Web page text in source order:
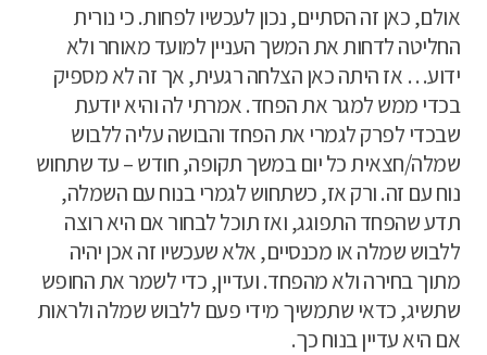
אולם, כאן זה הסתיים, נכון לעכשיו לפחות. כי נורית
החליטה לדחות את המשך העניין למועד מאוחר ולא
ידוע… אז היתה כאן הצלחה רגעית, אך זה לא מספיק
בכדי ממש למגר את הפחד. אמרתי לה והיא יודעת
שבכדי לפרק לגמרי את הפחד והבושה עליה ללבוש
שמלה/חצאית כל יום במשך תקופה, חודש – עד שתחוש
נוח עם זה. ורק אז, כשתחוש לגמרי בנוח עם השמלה,
תדע שהפחד התפוגג, ואז תוכל לבחור אם היא רוצה
ללבוש שמלה או מכנסיים, אלא שעכשיו זה אכן יהיה
מתוך בחירה ולא מהפחד. ועדיין, כדי לשמר את החופש
שתשיג, כדאי שתמשיך מידי פעם ללבוש שמלה ולראות
אם היא עדיין בנוח כך.